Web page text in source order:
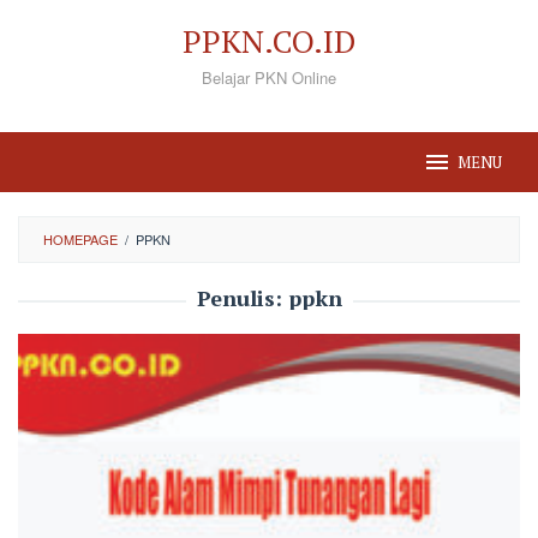
PPKN.CO.ID
Belajar PKN Online
MENU
HOMEPAGE / PPKN
Penulis: ppkn